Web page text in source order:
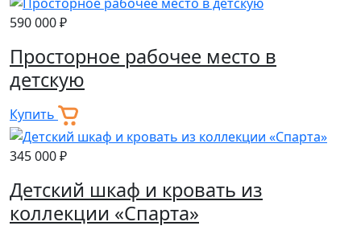
590 000 ₽
Просторное рабочее место в
детскую
Купить
345 000 ₽
Детский шкаф и кровать из
коллекции «Спарта»